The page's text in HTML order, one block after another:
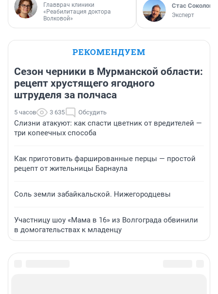
Главврач клиники
«Реабилитация доктора
Волковой»
Стас Соколов
Эксперт
РЕКОМЕНДУЕМ
Сезон черники в Мурманской области:
рецепт хрустящего ягодного
штруделя за полчаса
5 часов 3 635 Обсудить
Слизни атакуют: как спасти цветник от вредителей —
три копеечных способа
Как приготовить фаршированные перцы — простой
рецепт от жительницы Барнаула
Соль земли забайкальской. Нижегородцевы
Участницу шоу «Мама в 16» из Волгограда обвинили
в домогательствах к младенцу